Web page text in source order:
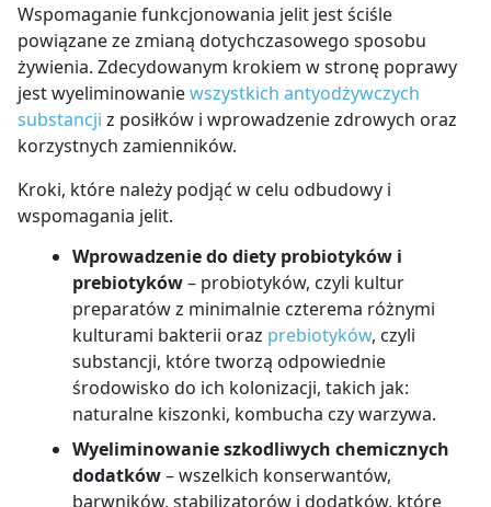
Wspomaganie funkcjonowania jelit jest ściśle
powiązane ze zmianą dotychczasowego sposobu
żywienia. Zdecydowanym krokiem w stronę poprawy
jest wyeliminowaniewszystkich antyodżywczych
substancji z posiłków i wprowadzenie zdrowych oraz
korzystnych zamienników.
Kroki, które należy podjąć w celu odbudowy i
wspomagania jelit.
Wprowadzenie do diety probiotyków i
prebiotyków– probiotyków, czyli kultur
preparatów z minimalnie czterema różnymi
kulturami bakterii oraz prebiotyków, czyli
substancji, które tworzą odpowiednie
środowisko do ich kolonizacji, takich jak:
naturalne kiszonki, kombucha czy warzywa.
Wyeliminowanie szkodliwych chemicznych
dodatków– wszelkich konserwantów,
barwników, stabilizatorów i dodatków, które